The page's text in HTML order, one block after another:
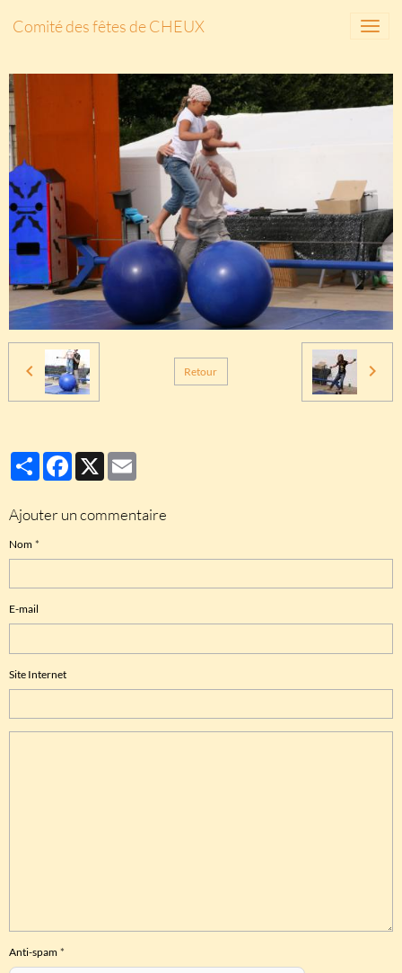
Comité des fêtes de CHEUX
Retour
PartagerFacebook
X
Ajouter un commentaire
Nom
E-mail
Site Internet
Anti-spam